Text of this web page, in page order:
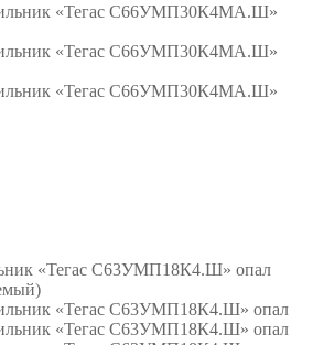
«Тегас С63УМП18К4.Ш» опал